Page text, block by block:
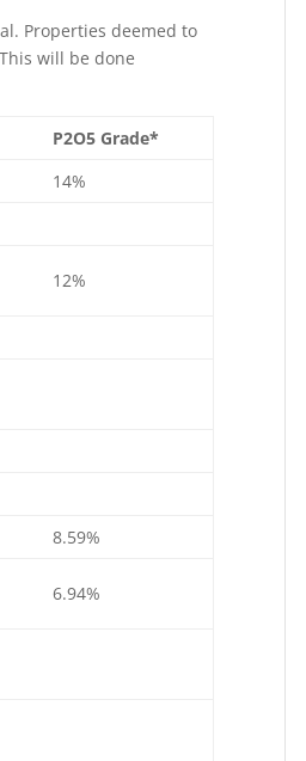
Properties deemed to
will be done
P2O5 Grade*
14%
12%
8.59%
6.94%